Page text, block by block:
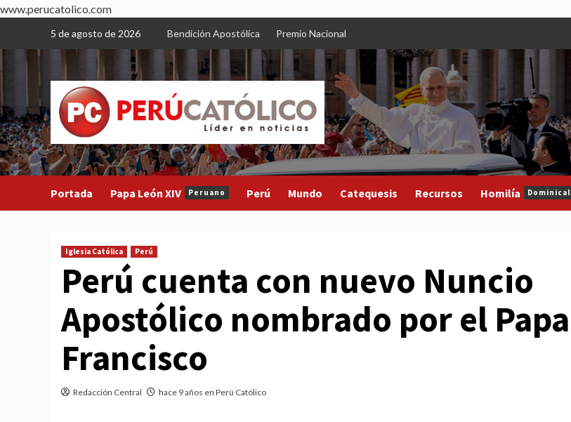
www.perucatolico.com
content
5 de agosto de 2026 Bendición Apostólica Premio Nacional
Portada Papa León XIV Peruano Perú Mundo Catequesis Recursos Homilía Dominical
Iglesia Católica Perú
Perú cuenta con nuevo Nuncio
Apostólico nombrado por el Papa
Francisco
Redacción Central hace 9 años en Perú Católico